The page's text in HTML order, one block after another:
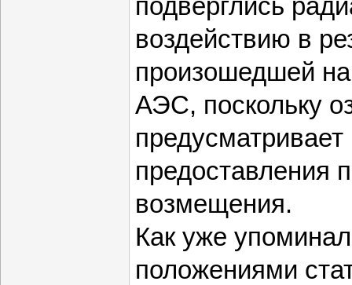
подверглись
воздействию в
произошедшей
АЭС, поскольку
предоставления
возмещения.
Как уже
положениями